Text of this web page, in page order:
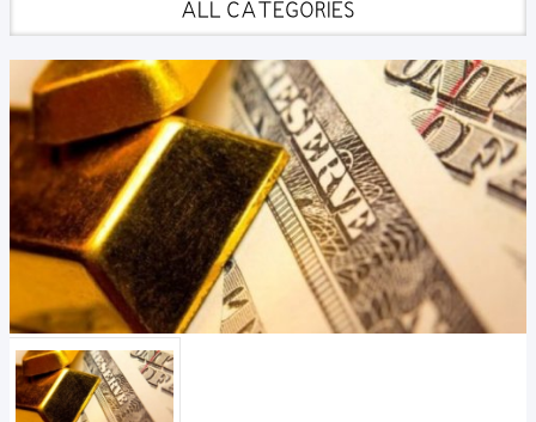
ALL CATEGORIES